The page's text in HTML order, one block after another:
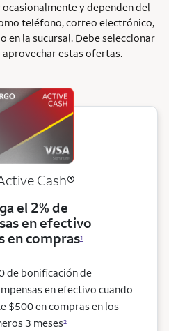
y dependen del
teléfono, correo electrónico,
en la sucursal. Debe seleccionar
estas ofertas.
Cash®
el 2% de
en efectivo
en compras1
de bonificación de
en efectivo cuando
$500 en compras en los
3 meses2